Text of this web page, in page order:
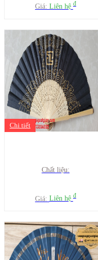
Giá: Liên hệ đ
Chi tiết
Chất liệu:
Giá: Liên hệ đ